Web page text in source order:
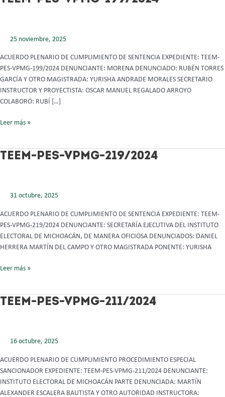
25 noviembre, 2025
ACUERDO PLENARIO DE CUMPLIMIENTO DE SENTENCIA EXPEDIENTE: TEEM-
PES-VPMG-199/2024 DENUNCIANTE: MORENA DENUNCIADO: RUBÉN TORRES
GARCÍA Y OTRO MAGISTRADA: YURISHA ANDRADE MORALES SECRETARIO
INSTRUCTOR Y PROYECTISTA: OSCAR MANUEL REGALADO ARROYO
COLABORÓ: RUBÍ […]
Leer más »
TEEM-PES-VPMG-219/2024
31 octubre, 2025
ACUERDO PLENARIO DE CUMPLIMIENTO DE SENTENCIA EXPEDIENTE: TEEM-
PES-VPMG-219/2024 DENUNCIANTE: SECRETARÍA EJECUTIVA DEL INSTITUTO
ELECTORAL DE MICHOACÁN, DE MANERA OFICIOSA DENUNCIADOS: DANIEL
HERRERA MARTÍN DEL CAMPO Y OTRO MAGISTRADA PONENTE: YURISHA
TEEM-
Leer más »
TEEM-PES-VPMG-211/2024
16 octubre, 2025
ACUERDO PLENARIO DE CUMPLIMIENTO PROCEDIMIENTO ESPECIAL
SANCIONADOR EXPEDIENTE: TEEM-PES-VPMG-211/2024 DENUNCIANTE:
INSTITUTO ELECTORAL DE MICHOACÁN PARTE DENUNCIADA: MARTÍN
ALEXANDER ESCALERA BAUTISTA Y OTRO AUTORIDAD INSTRUCTORA:
TEEM-